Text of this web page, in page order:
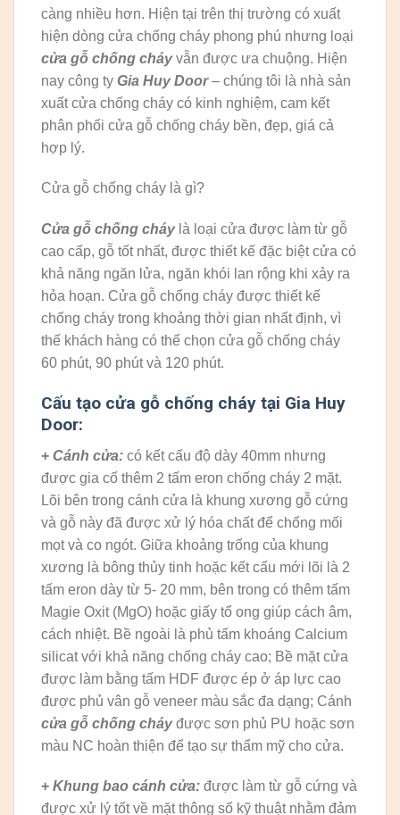
càng nhiều hơn. Hiện tại trên thị trường có xuất
hiện dòng cửa chống cháy phong phú nhưng loại
cửa gỗ chống cháyvẫn được ưa chuộng. Hiện
nay công ty Gia Huy Door– chúng tôi là nhà sản
xuất cửa chống cháy có kinh nghiệm, cam kết
phân phối cửa gỗ chống cháy bền, đẹp, giá cả
hợp lý.
Cửa gỗ chống cháy là gì?
Cửa gỗ chống cháylà loại cửa được làm từ gỗ
cao cấp, gỗ tốt nhất, được thiết kế đặc biệt cửa có
khả năng ngăn lửa, ngăn khói lan rộng khi xảy ra
hỏa hoạn. Cửa gỗ chống cháy được thiết kế
chống cháy trong khoảng thời gian nhất định, vì
thế khách hàng có thể chọn cửa gỗ chống cháy
60 phút, 90 phút và 120 phút.
Cấu tạo cửa gỗ chống cháy tại Gia Huy
Door:
+ Cánh cửa: có kết cấu độ dày 40mm nhưng
được gia cố thêm 2 tấm eron chống cháy 2 mặt.
Lõi bên trong cánh cửa là khung xương gỗ cứng
và gỗ này đã được xử lý hóa chất để chống mối
mọt và co ngót. Giữa khoảng trống của khung
xương là bông thủy tinh hoặc kết cấu mới lõi là 2
tấm eron dày từ 5- 20 mm, bên trong có thêm tấm
Magie Oxit (MgO) hoặc giấy tổ ong giúp cách âm,
cách nhiệt. Bề ngoài là phủ tấm khoáng Calcium
silicat với khả năng chống cháy cao; Bề mặt cửa
được làm bằng tấm HDF được ép ở áp lực cao
được phủ vân gỗ veneer màu sắc đa dạng; Cánh
cửa gỗ chống cháyđược sơn phủ PU hoặc sơn
màu NC hoàn thiện để tạo sự thẩm mỹ cho cửa.
+ Khung bao cánh cửa: được làm từ gỗ cứng và
được xử lý tốt về mặt thông số kỹ thuật nhằm đảm